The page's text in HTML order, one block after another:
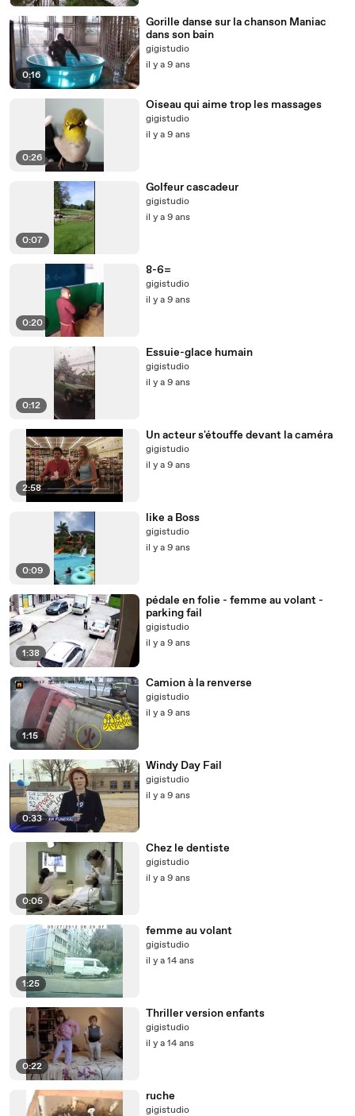
0:16
Gorille danse sur la chanson Maniac
dans son bain
gigistudio
il y a 9 ans
0:26
Oiseau qui aime trop les massages
gigistudio
il y a 9 ans
0:07
Golfeur cascadeur
gigistudio
il y a 9 ans
0:20
8-6=
gigistudio
il y a 9 ans
0:12
Essuie-glace humain
gigistudio
il y a 9 ans
2:58
Un acteur s'étouffe devant la caméra
gigistudio
il y a 9 ans
0:09
like a Boss
gigistudio
il y a 9 ans
1:38
pédale en folie - femme au volant -
parking fail
gigistudio
il y a 9 ans
1:15
Camion à la renverse
gigistudio
il y a 9 ans
0:33
Windy Day Fail
gigistudio
il y a 9 ans
0:05
Chez le dentiste
gigistudio
il y a 9 ans
1:25
femme au volant
gigistudio
il y a 14 ans
0:22
Thriller version enfants
gigistudio
il y a 14 ans
ruche
gigistudio